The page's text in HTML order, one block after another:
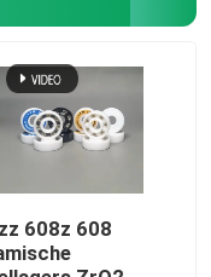
608z 608